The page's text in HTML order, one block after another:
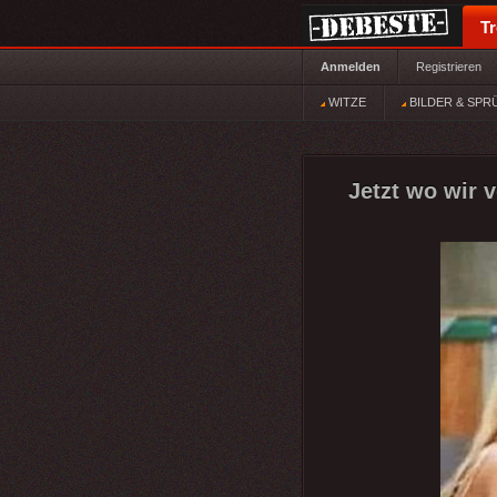
Anmelden Registrieren
WITZE BILDER &
Jetzt wo wir